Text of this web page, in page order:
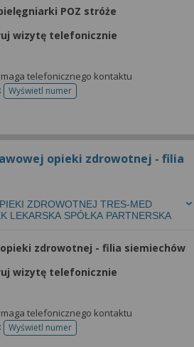
POZ stróże
wizytę telefonicznie
telefonicznego kontaktu
Wyświetl numertelefonu do rejestracji
opieki zdrowotnej - filia
ZDROWOTNEJ TRES-MED
LEKARSKA SPÓŁKA PARTNERSKA
zdrowotnej - filia siemiechów
wizytę telefonicznie
telefonicznego kontaktu
Wyświetl numertelefonu do rejestracji